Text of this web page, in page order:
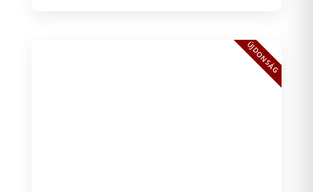
ÚJDONSÁG